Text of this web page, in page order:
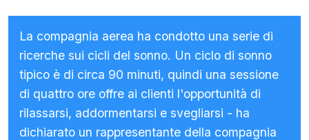
La compagnia aerea ha condotto una serie di
ricerche sui cicli del sonno. Un ciclo di sonno
tipico è di circa 90 minuti, quindi una sessione
di quattro ore offre ai clienti l'opportunità di
rilassarsi, addormentarsi e svegliarsi - ha
dichiarato un rappresentante della compagnia